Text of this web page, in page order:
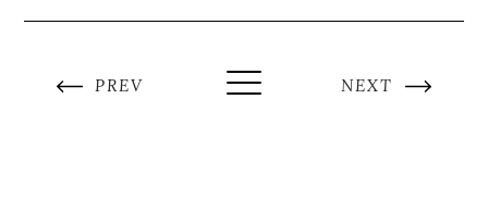
PREV NEXT